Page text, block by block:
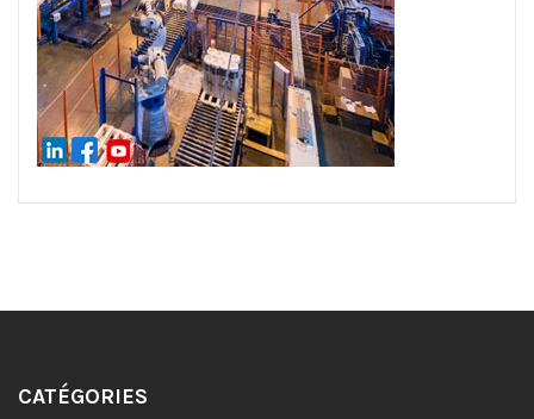
CATÉGORIES